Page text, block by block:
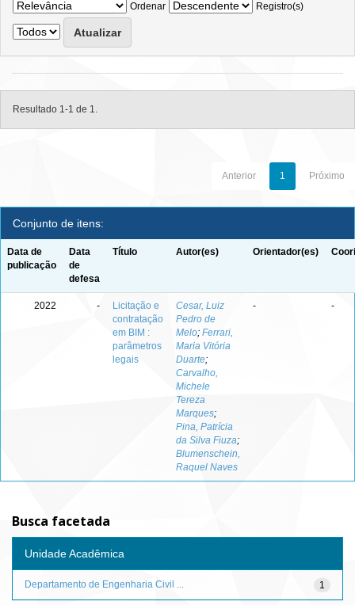
Ordenar
Registro(s)
Resultado 1-1 de 1.
Anterior 1 Próximo
Conjunto de itens:
Data de
publicação
Data
de
defesa
Título Autor(es) Orientador(es)
2022 -
Licitação e
contratação
em BIM :
parâmetros
legais
Cesar, Luiz
Pedro de
Melo; Ferrari,
Maria Vitória
Duarte;
Carvalho,
Michele
Tereza
Marques;
Pina, Patrícia
da Silva Fiuza;
Blumenschein,
Raquel Naves
- -
Busca facetada
Unidade Acadêmica
1
Departamento de Engenharia Civil ...